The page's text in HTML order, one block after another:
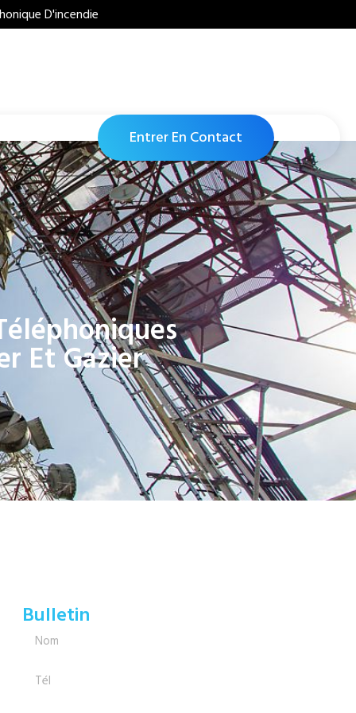
D'incendie
Entrer En Contact
Et Gazier
Bulletin